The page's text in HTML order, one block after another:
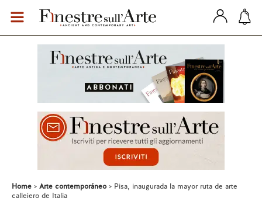
Home Arte contemporáneo
Pisa, inaugurada la mayor ruta de arte
callejero de Italia